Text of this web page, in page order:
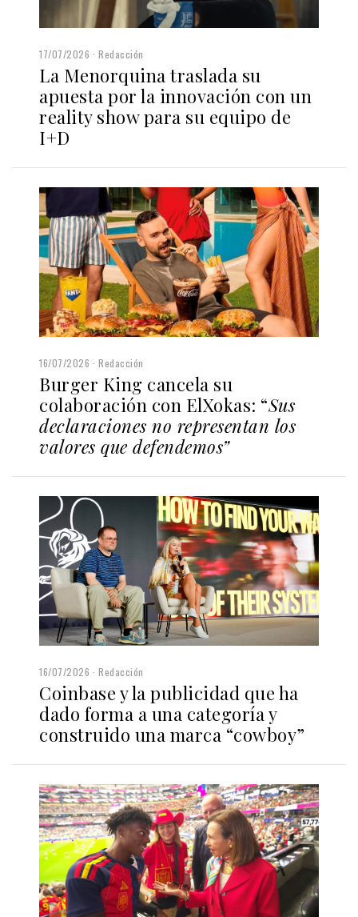
17/07/2026 Redacción
La Menorquina traslada su
apuesta por la innovación con un
reality show para su equipo de
I+D
16/07/2026 Redacción
Burger King cancela su
colaboración con ElXokas: “Sus
declaraciones no representan los
valores que defendemos”
16/07/2026 Redacción
Coinbase y la publicidad que ha
dado forma a una categoría y
construido una marca “cowboy”